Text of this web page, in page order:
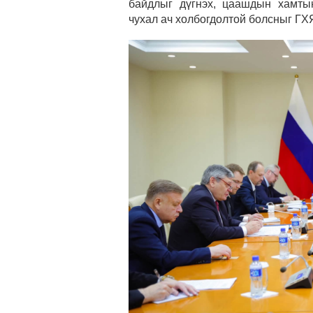
байдлыг дүгнэх, цаашдын
чухал ач холбогдолтой болсныг